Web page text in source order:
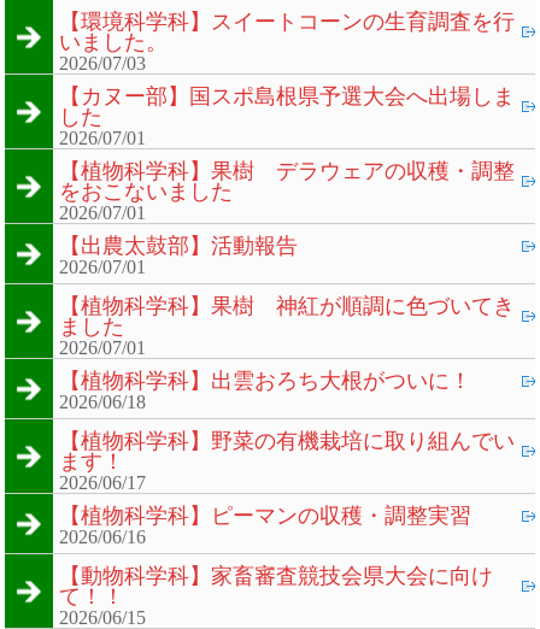
【環境科学科】スイートコーンの生育調査を行
いました。
2026/07/03
【カヌー部】国スポ島根県予選大会へ出場しま
した
2026/07/01
【植物科学科】果樹 デラウェアの収穫・調整
をおこないました
2026/07/01
【出農太鼓部】活動報告
2026/07/01
【植物科学科】果樹 神紅が順調に色づいてき
ました
2026/07/01
【植物科学科】出雲おろち大根がついに！
2026/06/18
【植物科学科】野菜の有機栽培に取り組んでい
ます！
2026/06/17
【植物科学科】ピーマンの収穫・調整実習
2026/06/16
【動物科学科】家畜審査競技会県大会に向け
て！！
2026/06/15